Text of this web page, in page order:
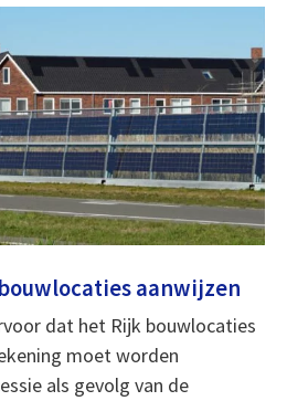
aanwijzen
dat het Rijk bouwlocaties
moet worden
als gevolg van de